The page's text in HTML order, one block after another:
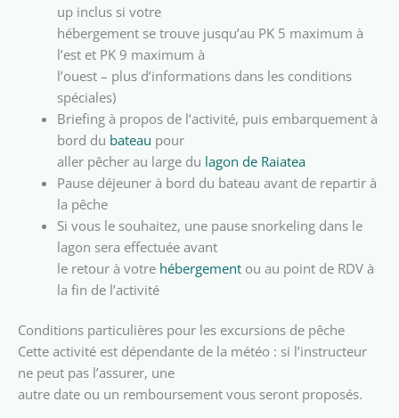
up inclus si votre
hébergement se trouve jusqu’au PK 5 maximum à
l’est et PK 9 maximum à
l’ouest – plus d’informations dans les conditions
spéciales)
Briefing à propos de l’activité, puis embarquement à
bord du bateau pour
aller pêcher au large du lagon de Raiatea
Pause déjeuner à bord du bateau avant de repartir à
la pêche
Si vous le souhaitez, une pause snorkeling dans le
lagon sera effectuée avant
le retour à votre hébergementou au point de RDV à
la fin de l’activité
Conditions particulières pour les excursions de pêche
Cette activité est dépendante de la météo : si l’instructeur
ne peut pas l’assurer, une
autre date ou un remboursement vous seront proposés.